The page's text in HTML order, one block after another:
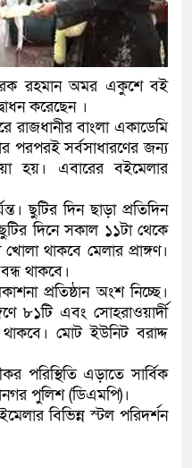
রাজধানীর দুই মেট্রো স্টেশনে
আদালতকে বলতে চাইলাম
সিদ্দিকী
নতুন মামলায় গ্রেফতার
(ভিডিও)
রহমান অমর একুশে বই
করেছেন ।
রাজধানীর বাংলা একাডেমি
পরপরই সর্বসাধারণের জন্য
হয়। এবারের বইমেলার
ছুটির দিন ছাড়া প্রতিদিন
দিনে সকাল ১১টা থেকে
খোলা থাকবে মেলার প্রাঙ্গণ।
থাকবে।
প্রতিষ্ঠান অংশ নিচ্ছে।
৮১টি এবং সোহরাওয়ার্দী
মোট ইউনিট বরাদ্দ
পরিস্থিতি এড়াতে সার্বিক
পুলিশ (ডিএমপি)।
বিভিন্ন স্টল পরিদর্শন